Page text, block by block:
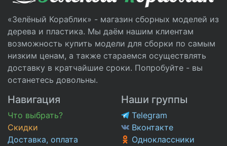
«Зелёный Кораблик» - магазин сборных моделей из
дерева и пластика. Мы даём нашим клиентам
возможность купить модели для сборки по самым
низким ценам, а также стараемся осуществлять
доставку в кратчайшие сроки. Попробуйте - вы
останетесь довольны.
Навигация
Что выбрать?
Скидки
Доставка, оплата
Наши группы
Telegram
Вконтакте
Одноклассники